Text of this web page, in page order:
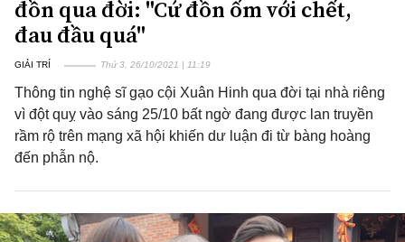
đồn qua đời: "Cứ đồn ốm với chết,
đau đầu quá"
GIẢI TRÍ Thứ 3, 26/10/2021 | 11:19
Thông tin nghệ sĩ gạo cội Xuân Hinh qua đời tại nhà riêng
vì đột quỵ vào sáng 25/10 bất ngờ đang được lan truyền
rầm rộ trên mạng xã hội khiến dư luận đi từ bàng hoàng
đến phẫn nộ.